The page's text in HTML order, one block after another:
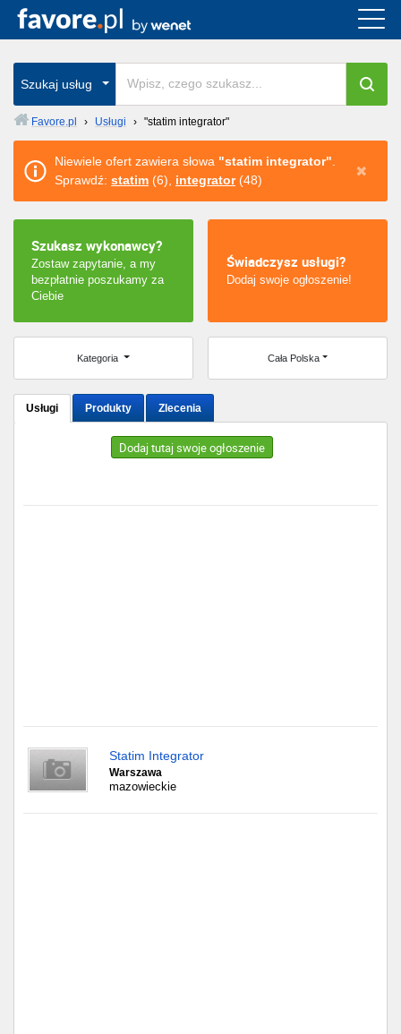
Szukaj usług
Favore.pl › Usługi › "statim integrator"
Niewiele ofert zawiera słowa "statim integrator"
Sprawdź: statim (6), integrator(48)
Szukasz wykonawcy?
Zostaw zapytanie, a my
bezpłatnie poszukamy za
Ciebie
Świadczysz usługi?
Dodaj swoje ogłoszenie!
Kategoria Cała Polska
Usługi Produkty Zlecenia
Dodaj tutaj swoje ogłoszenie
Statim Integrator
Warszawa
mazowieckie
Cała Polska
wszystkie w całym kraju
Warszawa
Wrocław
Poznań
Szczecin
Kielce